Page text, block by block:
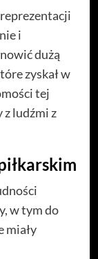
i
dużą
zyskał w
tej
z ludźmi z
w tym do
miały